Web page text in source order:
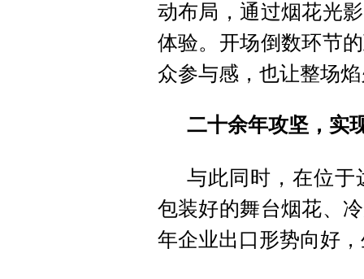
动布局，通过烟花光
体验。开场倒数环节
众参与感，也让整场
二十余年攻坚，实
与此同时，在位于
包装好的舞台烟花、
年企业出口形势向好